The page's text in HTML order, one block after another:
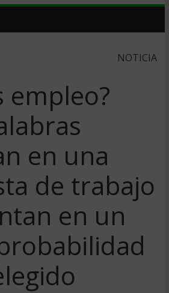
NOTICIA
empleo?
en una
de trabajo
en un